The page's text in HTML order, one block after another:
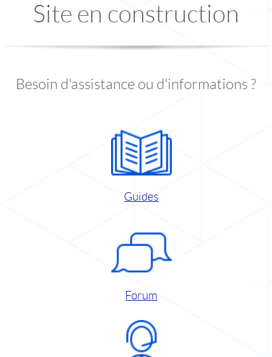
Site en construction
Besoin d'assistance ou d'informations ?
Guides
Forum